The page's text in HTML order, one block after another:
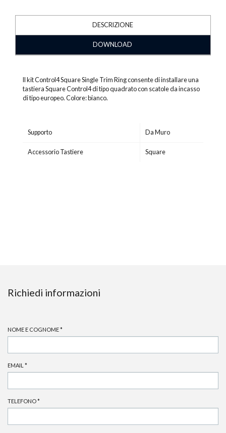
DESCRIZIONE
DOWNLOAD
Il kit Control4 Square Single Trim Ring consente di installare una
tastiera Square Control4 di tipo quadrato con scatole da incasso
di tipo europeo. Colore: bianco.
Supporto Da Muro
Accessorio Tastiere Square
Richiedi informazioni
NOME E COGNOME*
EMAIL *
TELEFONO*